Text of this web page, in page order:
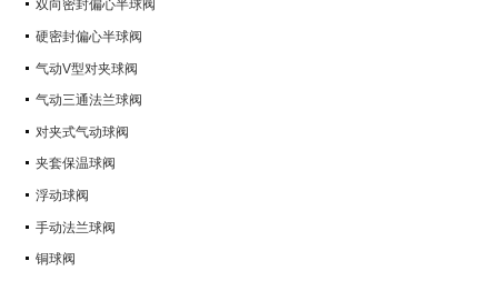
双向密封偏心半球阀
硬密封偏心半球阀
气动V型对夹球阀
气动三通法兰球阀
对夹式气动球阀
夹套保温球阀
浮动球阀
手动法兰球阀
铜球阀